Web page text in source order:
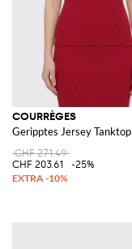
COURRÈGES
Geripptes Jersey Tanktop
CHF 271.49
CHF 203.61
-25%